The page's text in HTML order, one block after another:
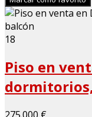
18
Piso en